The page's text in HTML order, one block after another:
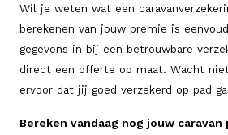
Wil je weten wat een
berekenen van jouw premie is
gegevens in bij een betrouwbare
direct een offerte op maat. Wacht
ervoor dat jij goed verzekerd op pad
Bereken vandaag nog jouw